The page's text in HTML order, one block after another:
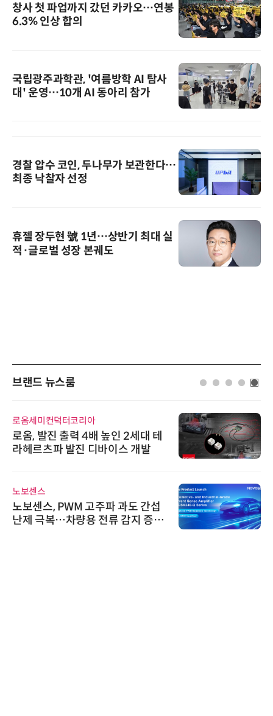
창사 첫 파업까지 갔던 카카오…연봉
6.3% 인상 합의
국립광주과학관, '여름방학 AI 탐사
대' 운영…10개 AI 동아리 참가
경찰 압수 코인, 두나무가 보관한다…
최종 낙찰자 선정
휴젤 장두현 號 1년…상반기 최대 실
적·글로벌 성장 본궤도
브랜드 뉴스룸
로옴세미컨덕터코리아
로옴, 발진 출력 4배 높인 2세대 테
라헤르츠파 발진 디바이스 개발
노보센스
노보센스, PWM 고주파 과도 간섭
난제 극복…차량용 전류 감지 증폭